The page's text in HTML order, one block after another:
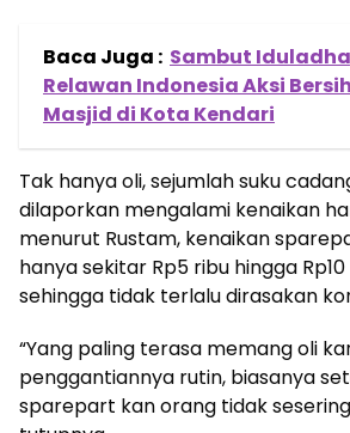
Baca Juga : Sambut
Relawan Indonesia Aksi
Masjid di Kota Kendari
Tak hanya oli, sejumlah suku
dilaporkan mengalami kenaikan
menurut Rustam, kenaikan
hanya sekitar Rp5 ribu hingga
sehingga tidak terlalu dirasakan
“Yang paling terasa memang oli
penggantiannya rutin, biasanya
sparepart kan orang tidak